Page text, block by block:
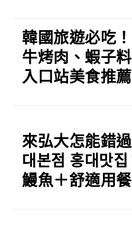
韓國旅遊必吃
牛烤肉、蝦子
入口站美食推薦
來弘大怎能錯
대본점 홍대맛
鰻魚＋舒適用